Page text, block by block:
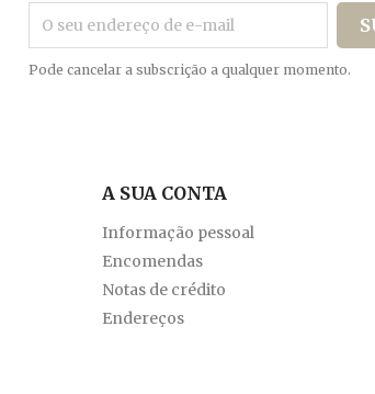
Pode cancelar a subscrição a qualquer momento.
A SUA CONTA
Informação pessoal
Encomendas
Notas de crédito
Endereços